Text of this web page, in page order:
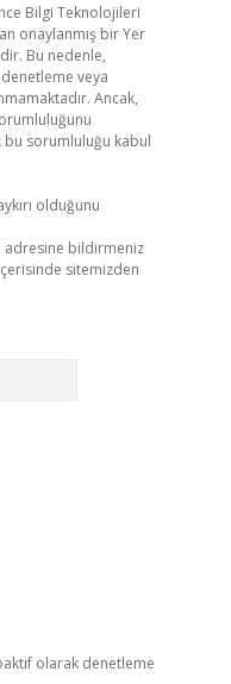
Bilgi Teknolojileri
onaylanmış bir Yer
Bu nedenle,
veya
Ancak,
bu sorumluluğu kabul
olduğunu
adresine bildirmeniz
sitemizden
olarak denetleme